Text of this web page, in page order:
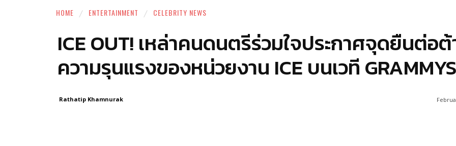
HOME ENTERTAINMENT CELEBRITY NEWS
ICE OUT! เหล่าคนดนตรีร่วมใจประกาศจุดยืนต่อ
ความรุนแรงของหน่วยงาน ICE บนเวที GRAMMYS
Rathatip Khamnurak